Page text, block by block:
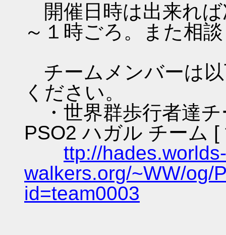
開催日時は出来れば
～１時ごろ。また相
チームメンバーは
ください。
・世界群歩行者達チ
PSO2 ハガル チーム
ttp://hades.worlds-
walkers.org/~WW/og/
id=team0003